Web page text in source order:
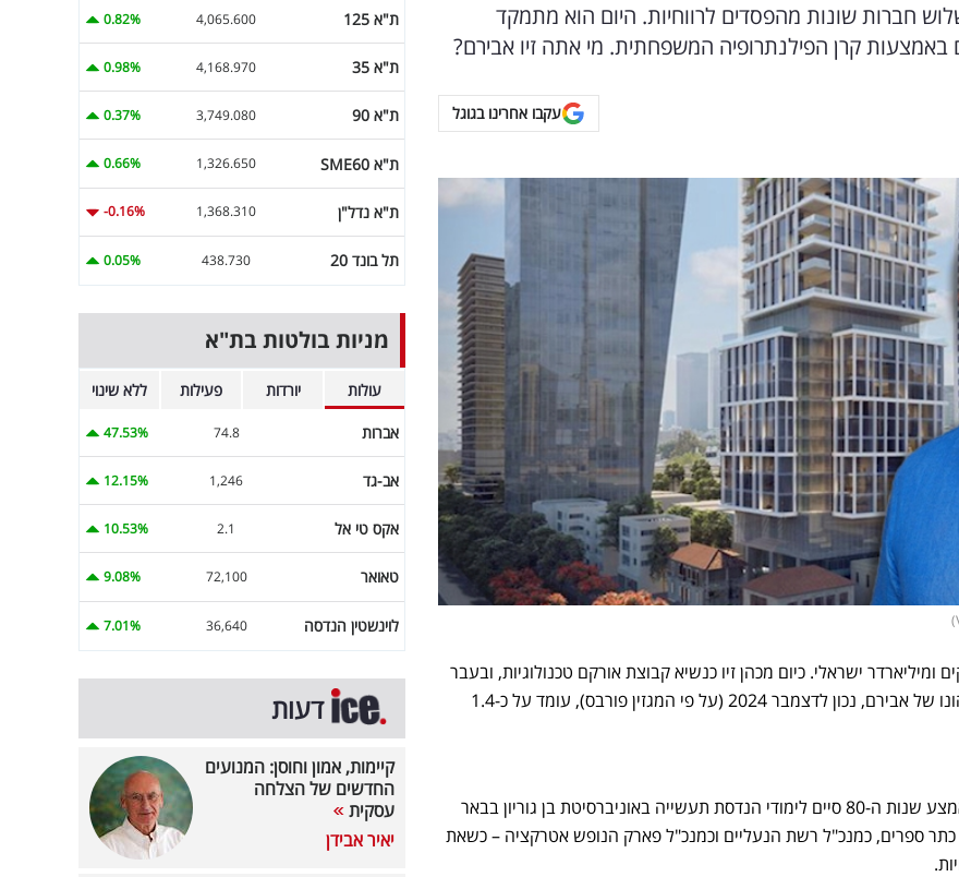
חברות שונות מהפסדים לרווחיות. היום הוא מתמקד
באמצעות קרן הפילנתרופיה המשפחתית. מי אתה זיו אבירם?
עקבו אחרינו בגוגל
הוא איש עסקים ומיליארדר ישראלי. כיום מכהן זיו כנשיא קבוצת אורקם טכנולוגיות, ובעבר
הוא שימש נשיא ומנכ"ל מובילאיי. הונו של אבירם, נכון לדצמבר 2024 (על פי המגזין פורבס), עומד על כ-1.4
אבירם שירת בצה"ל כקצין חי"ר ובאמצע שנות ה-80 סיים לימודי הנדסת תעשייה באוניברסיטת בן גוריון בבאר
ספרים, כמנכ"ל רשת הנעליים וכמנכ"ל פארק הנופש אטרקציה –כשאת
ת"א 125 4,065.600
0.82%
ת"א 35 4,168.970
0.98%
ת"א 90 3,749.080
0.37%
ת"א SME60 1,326.650
0.66%
ת"א נדל"ן 1,368.310
-0.16%
תל בונד 20 438.730
0.05%
מניות בולטות בת"א
עולות יורדות פעילות ללא שינוי
אברות 74.8
47.53%
אב-גד 1,246
12.15%
אקס טי אל 2.1
10.53%
טאואר 72,100
9.08%
לוינשטין הנדסה 36,640
7.01%
דעות
קיימות, אמון וחוסן: המנועים
החדשים של הצלחה
עסקית
יאיר אבידן